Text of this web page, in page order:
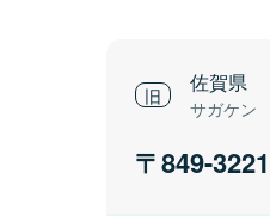
佐賀県
サガケン
849-3221